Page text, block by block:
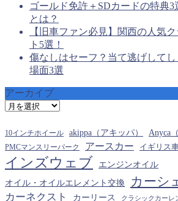
ゴールド免許＋SDカードの特典3
とは？
【旧車ファン必見】関西の人気
ト5選！
傷なしはセーフ？当て逃げして
場面3選
アーカイブ
ア
カ
イ
ブ
10インチホイール akippa（アキッパ） Anyca
PMCマンスリーパーク アースカー イギリス
インズウェブ エンジンオイル
オイル・オイルエレメント交換 カーシ
カーネクスト カーリース クラシックカーレ